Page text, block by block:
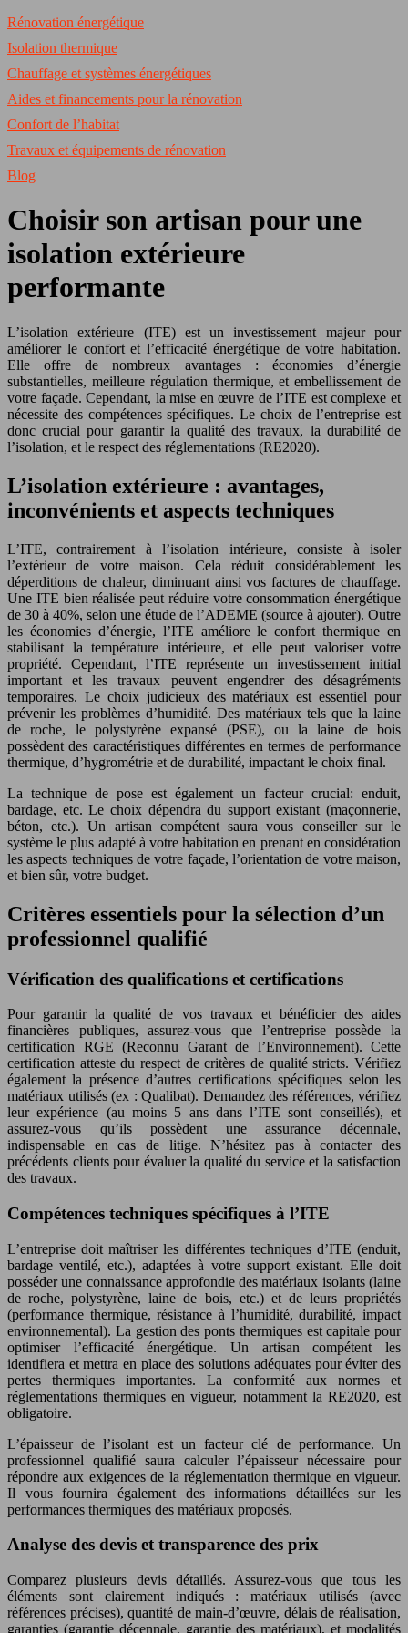
Rénovation énergétique
Isolation thermique
Chauffage et systèmes énergétiques
Aides et financements pour la rénovation
Confort de l’habitat
Travaux et équipements de rénovation
Blog
Choisir son artisan pour une
isolation extérieure
performante
L’isolation extérieure (ITE) est un investissement majeur pour
améliorer le confort et l’efficacité énergétique de votre habitation.
Elle offre de nombreux avantages : économies d’énergie
substantielles, meilleure régulation thermique, et embellissement de
votre façade. Cependant, la mise en œuvre de l’ITE est complexe et
nécessite des compétences spécifiques. Le choix de l’entreprise est
donc crucial pour garantir la qualité des travaux, la durabilité de
l’isolation, et le respect des réglementations (RE2020).
L’isolation extérieure : avantages,
inconvénients et aspects techniques
L’ITE, contrairement à l’isolation intérieure, consiste à isoler
l’extérieur de votre maison. Cela réduit considérablement les
déperditions de chaleur, diminuant ainsi vos factures de chauffage.
Une ITE bien réalisée peut réduire votre consommation énergétique
de 30 à 40%, selon une étude de l’ADEME (source à ajouter). Outre
les économies d’énergie, l’ITE améliore le confort thermique en
stabilisant la température intérieure, et elle peut valoriser votre
propriété. Cependant, l’ITE représente un investissement initial
important et les travaux peuvent engendrer des désagréments
temporaires. Le choix judicieux des matériaux est essentiel pour
prévenir les problèmes d’humidité. Des matériaux tels que la laine
de roche, le polystyrène expansé (PSE), ou la laine de bois
possèdent des caractéristiques différentes en termes de performance
thermique, d’hygrométrie et de durabilité, impactant le choix final.
La technique de pose est également un facteur crucial: enduit,
bardage, etc. Le choix dépendra du support existant (maçonnerie,
béton, etc.). Un artisan compétent saura vous conseiller sur le
système le plus adapté à votre habitation en prenant en considération
les aspects techniques de votre façade, l’orientation de votre maison,
et bien sûr, votre budget.
Critères essentiels pour la sélection d’un
professionnel qualifié
Vérification des qualifications et certifications
Pour garantir la qualité de vos travaux et bénéficier des aides
financières publiques, assurez-vous que l’entreprise possède la
certification RGE (Reconnu Garant de l’Environnement). Cette
certification atteste du respect de critères de qualité stricts. Vérifiez
également la présence d’autres certifications spécifiques selon les
matériaux utilisés (ex : Qualibat). Demandez des références, vérifiez
leur expérience (au moins 5 ans dans l’ITE sont conseillés), et
assurez-vous qu’ils possèdent une assurance décennale,
indispensable en cas de litige. N’hésitez pas à contacter des
précédents clients pour évaluer la qualité du service et la satisfaction
des travaux.
Compétences techniques spécifiques à l’ITE
L’entreprise doit maîtriser les différentes techniques d’ITE (enduit,
bardage ventilé, etc.), adaptées à votre support existant. Elle doit
posséder une connaissance approfondie des matériaux isolants (laine
de roche, polystyrène, laine de bois, etc.) et de leurs propriétés
(performance thermique, résistance à l’humidité, durabilité, impact
environnemental). La gestion des ponts thermiques est capitale pour
optimiser l’efficacité énergétique. Un artisan compétent les
identifiera et mettra en place des solutions adéquates pour éviter des
pertes thermiques importantes. La conformité aux normes et
réglementations thermiques en vigueur, notamment la RE2020, est
obligatoire.
L’épaisseur de l’isolant est un facteur clé de performance. Un
professionnel qualifié saura calculer l’épaisseur nécessaire pour
répondre aux exigences de la réglementation thermique en vigueur.
Il vous fournira également des informations détaillées sur les
performances thermiques des matériaux proposés.
Analyse des devis et transparence des prix
Comparez plusieurs devis détaillés. Assurez-vous que tous les
éléments sont clairement indiqués : matériaux utilisés (avec
références précises), quantité de main-d’œuvre, délais de réalisation,
garanties (garantie décennale, garantie des matériaux), et modalités